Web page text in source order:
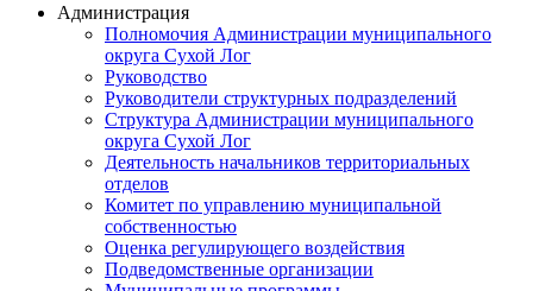
Администрация
Полномочия Администрации муниципального
округа Сухой Лог
Руководство
Руководители структурных подразделений
Структура Администрации муниципального
округа Сухой Лог
Деятельность начальников территориальных
отделов
Комитет по управлению муниципальной
собственностью
Оценка регулирующего воздействия
Подведомственные организации